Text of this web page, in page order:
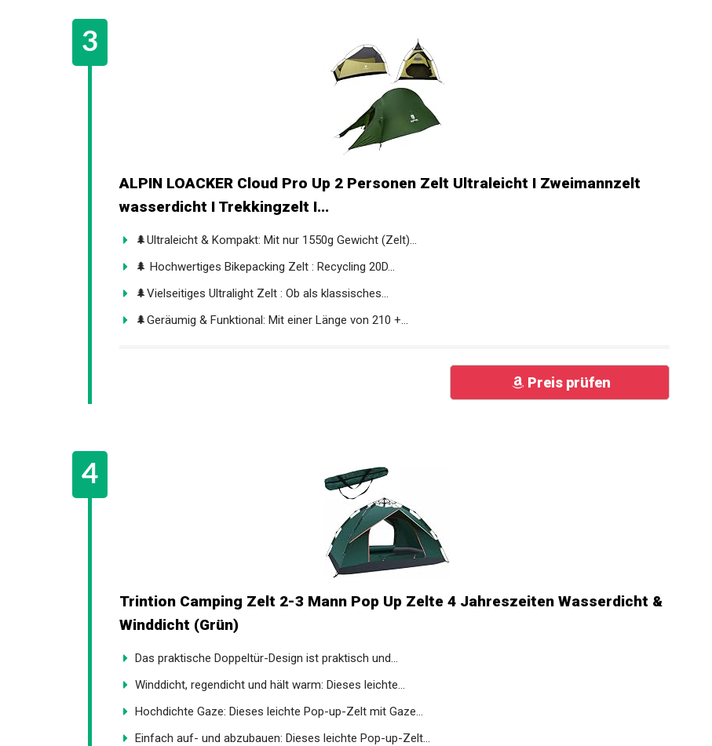
ALPIN LOACKER Cloud Pro Up 2 Personen Zelt Ultraleicht I Zweimannzelt
wasserdicht I Trekkingzelt I...
🌲Ultraleicht & Kompakt: Mit nur 1550g Gewicht (Zelt)...
🌲 Hochwertiges Bikepacking Zelt : Recycling 20D...
🌲Vielseitiges Ultralight Zelt : Ob als klassisches...
🌲Geräumig & Funktional: Mit einer Länge von 210 +...
Preis prüfen
Trintion Camping Zelt 2-3 Mann Pop Up Zelte 4 Jahreszeiten Wasserdicht
& Winddicht (Grün)
Das praktische Doppeltür-Design ist praktisch und...
Winddicht, regendicht und hält warm: Dieses leichte...
Hochdichte Gaze: Dieses leichte Pop-up-Zelt mit Gaze...
Einfach auf- und abzubauen: Dieses leichte Pop-up-Zelt...